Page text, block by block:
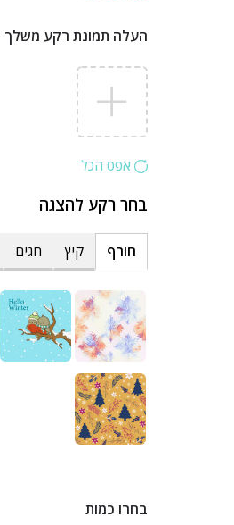
העלה תמונת רקע משלך
אפס הכל
בחר רקע להצגה
חורף קיץ חגים
בחרו כמות